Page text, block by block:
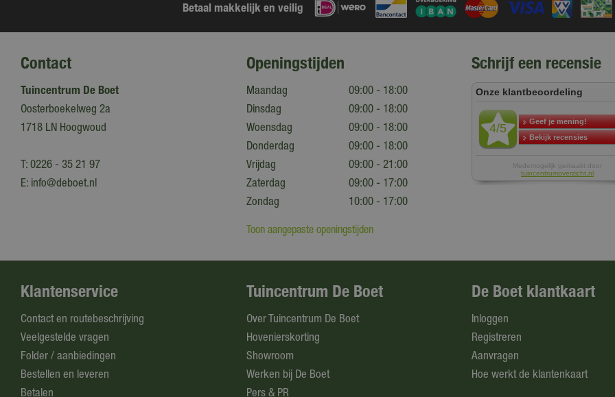
Betaal makkelijk en veilig
Contact
Tuincentrum De Boet
Oosterboekelweg 2a
1718 LN Hoogwoud
T: 0226 - 35 21 97
E: info@deboet.nl
Openingstijden
Maandag
09:00 - 18:00
Dinsdag
09:00 - 18:00
Woensdag
09:00 - 18:00
Donderdag
09:00 - 18:00
Vrijdag
09:00 - 21:00
Zaterdag
09:00 - 17:00
Zondag
10:00 - 17:00
Toon aangepaste openingstijden
Schrijf een recensie
Klantenservice
Contact en routebeschrijving
Veelgestelde vragen
Folder / aanbiedingen
Bestellen en leveren
Betalen
Tuincentrum De Boet
Over Tuincentrum De Boet
Hovenierskorting
Showroom
Werken bij De Boet
Pers & PR
De Boet klantkaart
Inloggen
Registreren
Aanvragen
Hoe werkt de klantenkaart